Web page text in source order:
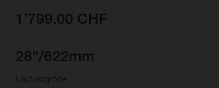
1’799.00 CHF
28"/622mm
Laufradgröße